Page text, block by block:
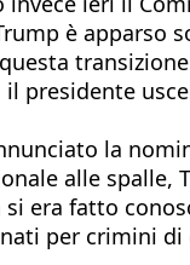
è
la
alle
era fatto
per crimini